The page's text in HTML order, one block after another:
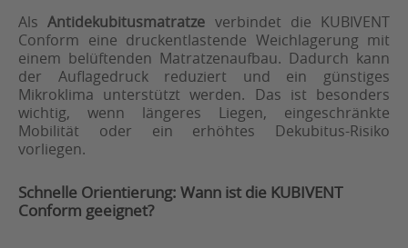
AlsAntidekubitusmatratze verbindet die KUBIVENT
Conform eine druckentlastende Weichlagerung mit
einem belüftenden Matratzenaufbau. Dadurch kann
der Auflagedruck reduziert und ein günstiges
Mikroklima unterstützt werden. Das ist besonders
wichtig, wenn längeres Liegen, eingeschränkte
Mobilität oder ein erhöhtes Dekubitus-Risiko
vorliegen.
Schnelle Orientierung: Wann ist die KUBIVENT
Conform geeignet?